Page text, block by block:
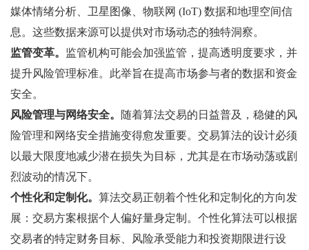
媒体情绪分析、卫星图像、物联网 (IoT) 数据和地理空间信
息。这些数据来源可以提供对市场动态的独特洞察。
监管变革。 监管机构可能会加强监管，提高透明度要求，并
提升风险管理标准。此举旨在提高市场参与者的数据和资金
安全。
风险管理与网络安全。
随着算法交易的日益普及，稳健的风
险管理和网络安全措施变得愈发重要。交易算法的设计必须
以最大限度地减少潜在损失为目标，尤其是在市场动荡或剧
烈波动的情况下。
个性化和定制化。 算法交易正朝着个性化和定制化的方向发
展：交易方案根据个人偏好量身定制。个性化算法可以根据
交易者的特定财务目标、风险承受能力和投资期限进行设